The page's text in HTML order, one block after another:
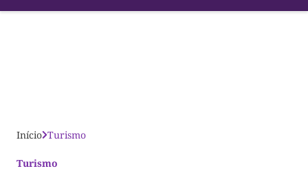
Início Turismo
Turismo